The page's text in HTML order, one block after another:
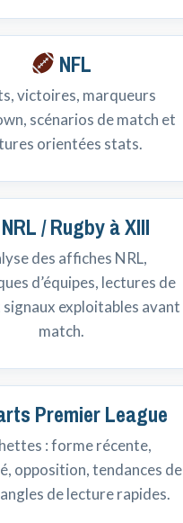
NFL
victoires, marqueurs
scénarios de match et
orientées stats.
NRL / Rugby à XIII
des affiches NRL,
d’équipes, lectures de
exploitables avant
match.
Premier League
: forme récente,
opposition, tendances de
de lecture rapides.